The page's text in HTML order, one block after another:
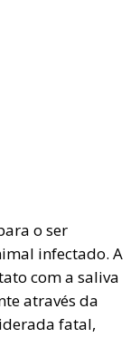
o ser
infectado. A
com a saliva
através da
fatal,